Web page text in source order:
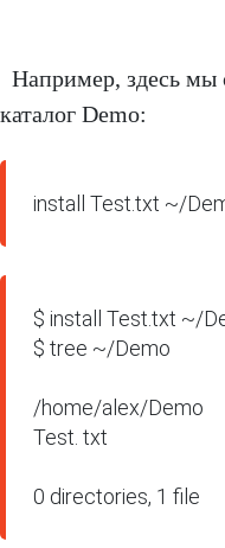
Например, здесь мы
каталог Demo:
install Test.txt ~/
$ install Test.txt ~/
$ tree ~/Demo
/home/alex/Demo
Test. txt
0 directories, 1 file